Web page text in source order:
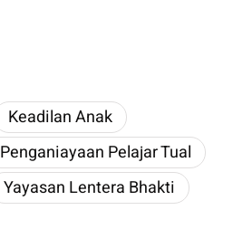
Keadilan Anak
Penganiayaan Pelajar Tual
Yayasan Lentera Bhakti